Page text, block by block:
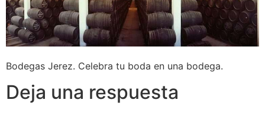
Bodegas Jerez. Celebra tu boda en una bodega.
Deja una respuesta